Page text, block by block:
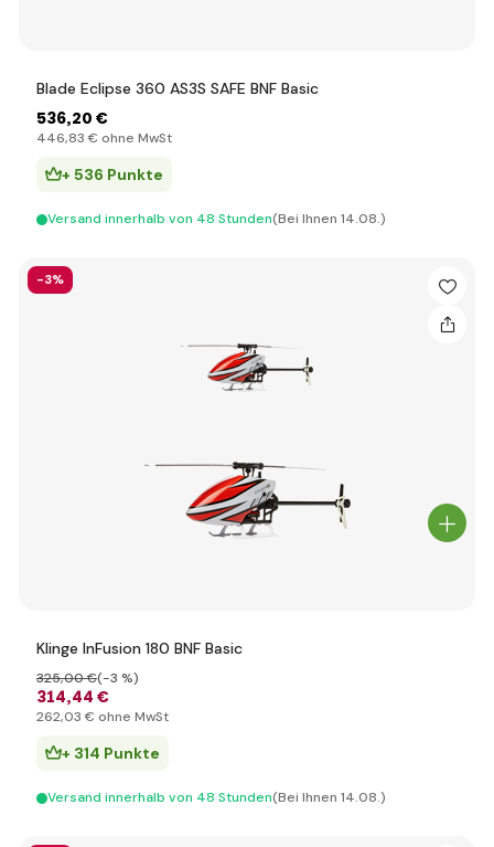
Blade Eclipse 360 AS3S SAFE BNF Basic
536,20 €
446,83 € ohne MwSt
+ 536 Punkte
Versand innerhalb von 48 Stunden(Bei Ihnen 14.08.)
-3%
Klinge InFusion 180 BNF Basic
314,44 €
325,00 €(-3 %)
262,03 € ohne MwSt
+ 314 Punkte
Versand innerhalb von 48 Stunden(Bei Ihnen 14.08.)